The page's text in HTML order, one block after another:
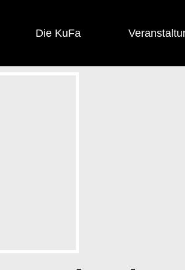
Die KuFa